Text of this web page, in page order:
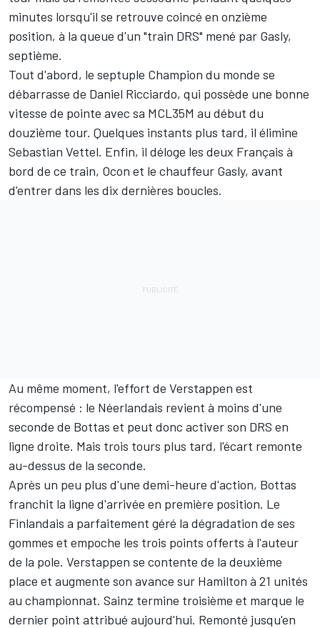
minutes lorsqu'il se retrouve coincé en onzième
position, à la queue d'un "train DRS" mené par Gasly,
septième.
Tout d'abord, le septuple Champion du monde se
débarrasse de Daniel Ricciardo, qui possède une bonne
vitesse de pointe avec sa MCL35M au début du
douzième tour. Quelques instants plus tard, il élimine
Sebastian Vettel. Enfin, il déloge les deux Français à
bord de ce train, Ocon et le chauffeur Gasly, avant
d'entrer dans les dix dernières boucles.
Au même moment, l'effort de Verstappen est
récompensé : le Néerlandais revient à moins d'une
seconde de Bottas et peut donc activer son DRS en
ligne droite. Mais trois tours plus tard, l'écart remonte
au-dessus de la seconde.
Après un peu plus d'une demi-heure d'action, Bottas
franchit la ligne d'arrivée en première position. Le
Finlandais a parfaitement géré la dégradation de ses
gommes et empoche les trois points offerts à l'auteur
de la pole. Verstappen se contente de la deuxième
place et augmente son avance sur Hamilton à 21 unités
au championnat. Sainz termine troisième et marque le
dernier point attribué aujourd'hui. Remonté jusqu'en